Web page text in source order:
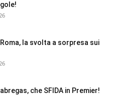
la svolta a sorpresa sui
che SFIDA in Premier!